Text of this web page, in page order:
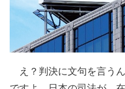
え？判決に文句を言う